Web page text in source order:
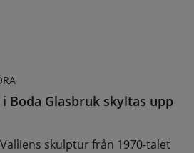
Boda Glasbruk skyltas upp
skulptur från 1970-talet